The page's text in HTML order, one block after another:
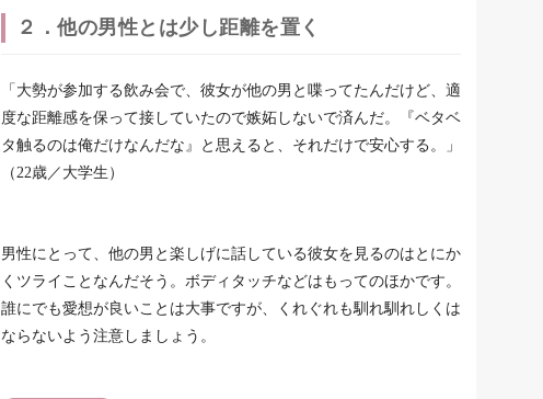
２．他の男性とは少し距離を置く
「大勢が参加する飲み会で、彼女が他の男と喋ってたんだけど、適
度な距離感を保って接していたので嫉妬しないで済んだ。『ベタベ
タ触るのは俺だけなんだな』と思えると、それだけで安心する。」
（22歳／大学生）
男性にとって、他の男と楽しげに話している彼女を見るのはとにか
くツライことなんだそう。ボディタッチなどはもってのほかです。
誰にでも愛想が良いことは大事ですが、くれぐれも馴れ馴れしくは
ならないよう注意しましょう。